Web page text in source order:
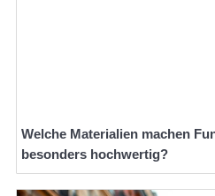
Welche Materialien machen
besonders hochwertig?